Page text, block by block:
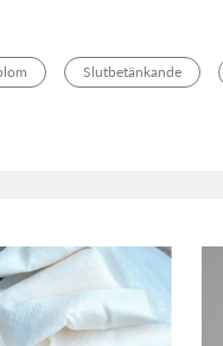
Slutbetänkande